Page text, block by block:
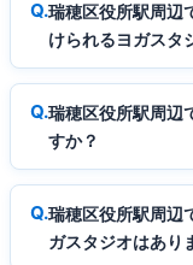
瑞穂区役所駅周辺
けられるヨガスタ
瑞穂区役所駅周辺
すか？
瑞穂区役所駅周辺
ガスタジオはあり